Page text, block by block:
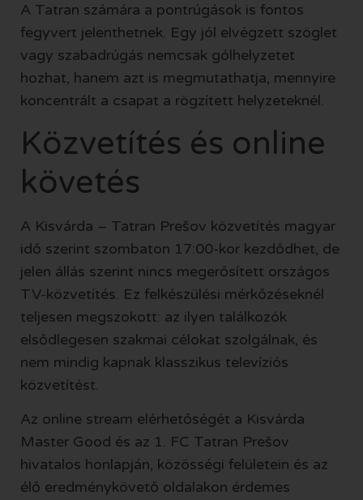
A Tatran számára a pontrúgások is fontos
fegyvert jelenthetnek. Egy jól elvégzett szöglet
vagy szabadrúgás nemcsak gólhelyzetet
hozhat, hanem azt is megmutathatja, mennyire
koncentrált a csapat a rögzített helyzeteknél.
Közvetítés és online
követés
A Kisvárda – Tatran Prešov közvetítés magyar
idő szerint szombaton 17:00-kor kezdődhet, de
jelen állás szerint nincs megerősített országos
TV-közvetítés. Ez felkészülési mérkőzéseknél
teljesen megszokott: az ilyen találkozók
elsődlegesen szakmai célokat szolgálnak, és
nem mindig kapnak klasszikus televíziós
közvetítést.
Az online stream elérhetőségét a Kisvárda
Master Good és az 1. FC Tatran Prešov
hivatalos honlapján, közösségi felületein és az
élő eredménykövető oldalakon érdemes